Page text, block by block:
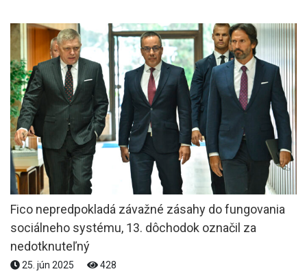
Fico nepredpokladá závažné zásahy do fungovania
sociálneho systému, 13. dôchodok označil za
nedotknuteľný
25. jún 2025 428